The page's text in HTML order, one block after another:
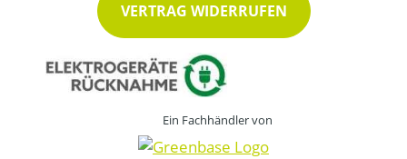
VERTRAG WIDERRUFEN
Ein Fachhändler von